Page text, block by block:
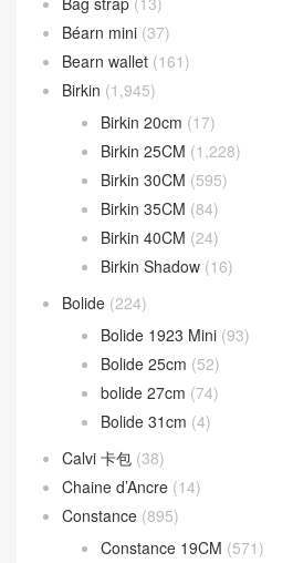
Béarn mini (37)
Bearn wallet (161)
Birkin (1,945)
Birkin 20cm (17)
Birkin 25CM (1,228)
Birkin 30CM (595)
Birkin 35CM (84)
Birkin 40CM (24)
Birkin Shadow (16)
Bolide (224)
Bolide 1923 Mini (93)
Bolide 25cm (52)
bolide 27cm (74)
Bolide 31cm (4)
Calvi 卡包 (38)
Chaine d’Ancre (14)
Constance (895)
Constance 19CM (571)